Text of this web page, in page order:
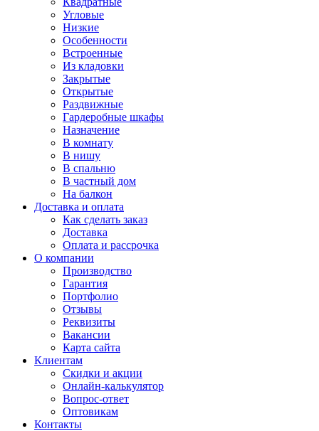
Угловые
Низкие
Особенности
Встроенные
Из кладовки
Закрытые
Открытые
Раздвижные
Гардеробные шкафы
Назначение
В комнату
В нишу
В спальню
В частный дом
На балкон
Доставка и оплата
Как сделать заказ
Доставка
Оплата и рассрочка
О компании
Производство
Гарантия
Портфолио
Отзывы
Реквизиты
Вакансии
Карта сайта
Клиентам
Скидки и акции
Онлайн-калькулятор
Вопрос-ответ
Оптовикам
Контакты